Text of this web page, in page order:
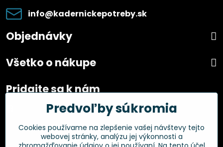
info​@kadernickepotreby​.sk
Objednávky
Všetko o nákupe
Pridajte sa k nám
FacebookPredvoľby súkromia
Cookies používame na zlepšenie vašej návštevy tejto
webovej stránky, analýzu jej výkonnosti a